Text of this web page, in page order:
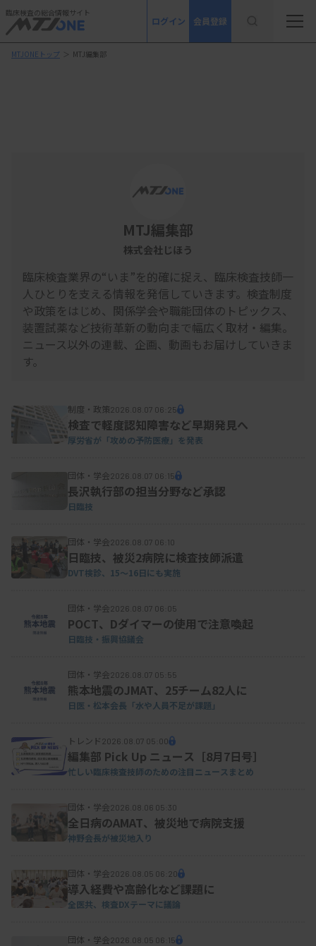
臨床検査の総合情報サイト
ログイン 会員登録
MTJONEトップ ＞ MTJ編集部
MTJ編集部
株式会社じほう
臨床検査業界の“いま”を的確に捉え、臨床検査技師一
人ひとりを支える情報を発信していきます。検査制度
や政策をはじめ、関係学会や職能団体のトピックス、
装置試薬など技術革新の動向まで幅広く取材・編集。
ニュース以外の連載、企画、動画もお届けしていきま
す。
制度・政策2026.08.07 06:25
検査で軽度認知障害など早期発見へ
厚労省が「攻めの予防医療」を発表
団体・学会2026.08.07 06:15
長沢執行部の担当分野など承認
日臨技
団体・学会2026.08.07 06:10
日臨技、被災2病院に検査技師派遣
DVT検診、15～16日にも実施
団体・学会2026.08.07 06:05
POCT、Dダイマーの使用で注意喚起
日臨技・振興協議会
団体・学会2026.08.07 05:55
熊本地震のJMAT、25チーム82人に
日医・松本会長「水や人員不足が課題」
トレンド 2026.08.07 05:00
編集部 Pick Up ニュース［8月7日号］
忙しい臨床検査技師のための注目ニュースまとめ
団体・学会2026.08.06 05:30
全日病のAMAT、被災地で病院支援
神野会長が被災地入り
団体・学会2026.08.05 06:20
導入経費や高齢化など課題に
全医共、検査DXテーマに議論
団体・学会2026.08.05 06:15